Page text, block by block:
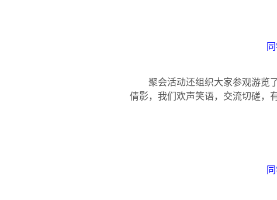
聚会活动还组织大家参观游览
倩影，我们欢声笑语，交流切磋，